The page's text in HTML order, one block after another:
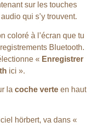
sur les touches
qui s’y trouvent.
coloré à l’écran que tu
Bluetooth.
« Enregistrer
ici ».
la coche verte en haut
hörbert, va dans «